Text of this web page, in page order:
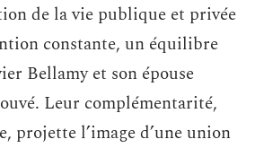
de la vie publique et privée
constante, un équilibre
Bellamy et son épouse
Leur complémentarité,
projette l’image d’une union